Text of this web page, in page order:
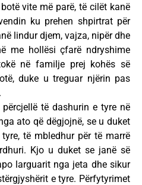
vite më parë, të cilët kanë
ku prehen shpirtrat për
lindur djem, vajza, nipër dhe
me hollësi çfarë ndryshime
në familje prej kohës së
duke u treguar njërin pas
të dashurin e tyre në
ato që dëgjojnë, se u duket
të mbledhur për të marrë
Kjo u duket se janë së
larguarit nga jeta dhe sikur
e tyre. Përfytyrimet